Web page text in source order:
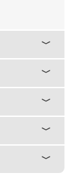
﹀
﹀
﹀
﹀
﹀